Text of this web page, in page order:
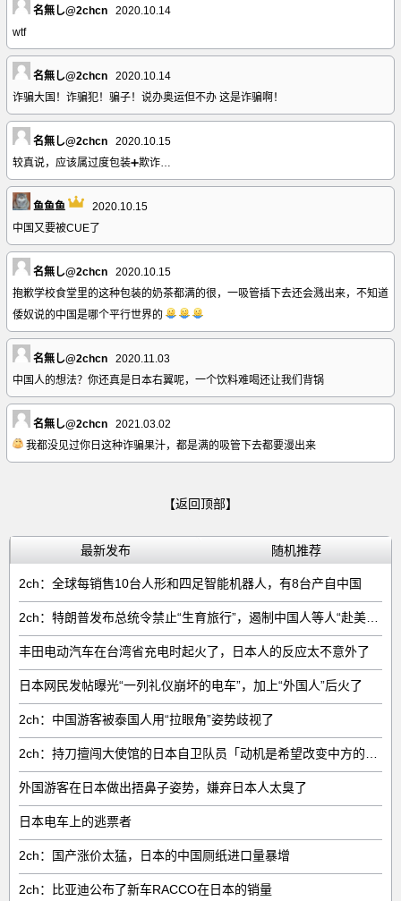
名無し@2chcn
2020.10.14
wtf
名無し@2chcn
2020.10.14
诈骗大国！诈骗犯！骗子！说办奥运但不办 这是诈骗啊！
名無し@2chcn
2020.10.15
较真说，应该属过度包装➕欺诈…
鱼鱼鱼
2020.10.15
中国又要被CUE了
名無し@2chcn
2020.10.15
抱歉学校食堂里的这种包装的奶茶都满的很，一吸管插下去还会溅出来，不知道
倭奴说的中国是哪个平行世界的
名無し@2chcn
2020.11.03
中国人的想法？你还真是日本右翼呢，一个饮料难喝还让我们背锅
名無し@2chcn
2021.03.02
我都没见过你日这种诈骗果汁，都是满的吸管下去都要漫出来
【返回顶部】
最新发布 随机推荐
2ch：全球每销售‌10台人形和四足智能机器人‌，有‌8台‌产自中国
丰田电动汽车在台湾省充电时起火了，日本人的反应太不意外了
日本网民发帖曝光“一列礼仪崩坏的电车”，加上“外国人”后火了
2ch：中国游客被泰国人用“拉眼角”姿势歧视了
外国游客在日本做出捂鼻子姿势，嫌弃日本人太臭了
日本电车上的逃票者
2ch：国产涨价太猛，日本的中国厕纸进口量暴增
2ch：比亚迪公布了新车RACCO在日本的销量